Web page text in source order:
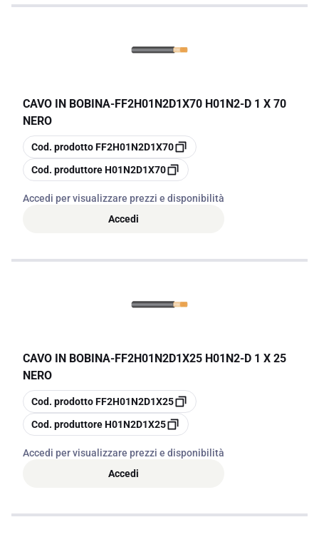
CAVO IN BOBINA-FF2H01N2D1X70 H01N2-D 1 X 70
NERO
copia
Cod. prodottoFF2H01N2D1X70
copia
Cod. produttoreH01N2D1X70
Accedi per visualizzare prezzi e disponibilità
Accedi
CAVO IN BOBINA-FF2H01N2D1X25 H01N2-D 1 X 25
NERO
copia
Cod. prodottoFF2H01N2D1X25
copia
Cod. produttoreH01N2D1X25
Accedi per visualizzare prezzi e disponibilità
Accedi